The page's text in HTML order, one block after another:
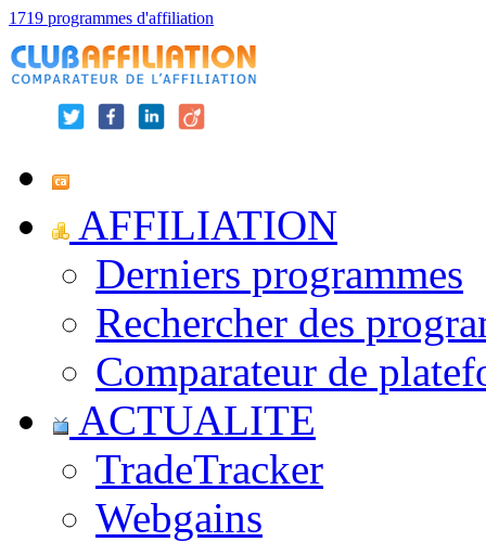
1719 programmes d'affiliation
AFFILIATION
Derniers programmes
Rechercher des
Comparateur de
ACTUALITE
TradeTracker
Webgains